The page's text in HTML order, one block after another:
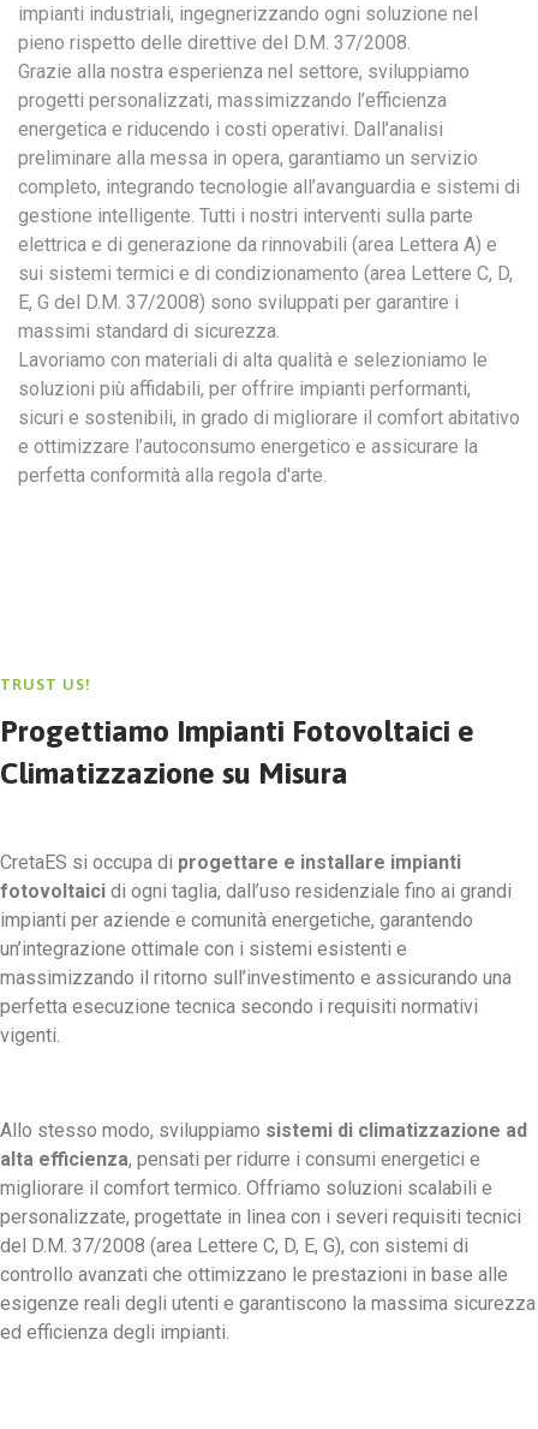
impianti industriali, ingegnerizzando ogni soluzione nel
pieno rispetto delle direttive del D.M. 37/2008.
Grazie alla nostra esperienza nel settore, sviluppiamo
progetti personalizzati, massimizzando l’efficienza
energetica e riducendo i costi operativi. Dall’analisi
preliminare alla messa in opera, garantiamo un servizio
completo, integrando tecnologie all’avanguardia e sistemi di
gestione intelligente. Tutti i nostri interventi sulla parte
elettrica e di generazione da rinnovabili (area Lettera A) e
sui sistemi termici e di condizionamento (area Lettere C, D,
E, G del D.M. 37/2008) sono sviluppati per garantire i
massimi standard di sicurezza.
Lavoriamo con materiali di alta qualità e selezioniamo le
soluzioni più affidabili, per offrire impianti performanti,
sicuri e sostenibili, in grado di migliorare il comfort abitativo
e ottimizzare l’autoconsumo energetico e assicurare la
perfetta conformità alla regola d'arte.
TRUST US!
Progettiamo Impianti Fotovoltaici e
Climatizzazione su Misura
CretaES si occupa di progettare e installare impianti
fotovoltaici di ogni taglia, dall’uso residenziale fino ai grandi
impianti per aziende e comunità energetiche, garantendo
un’integrazione ottimale con i sistemi esistenti e
massimizzando il ritorno sull’investimento e assicurando una
perfetta esecuzione tecnica secondo i requisiti normativi
vigenti.
Allo stesso modo, sviluppiamo sistemi di climatizzazione ad
alta efficienza, pensati per ridurre i consumi energetici e
migliorare il comfort termico. Offriamo soluzioni scalabili e
personalizzate, progettate in linea con i severi requisiti tecnici
del D.M. 37/2008 (area Lettere C, D, E, G), con sistemi di
controllo avanzati che ottimizzano le prestazioni in base alle
esigenze reali degli utenti e garantiscono la massima sicurezza
ed efficienza degli impianti.